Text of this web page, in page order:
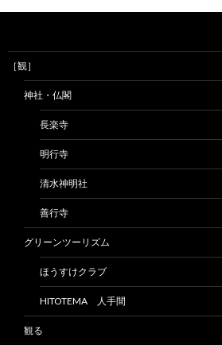
［観］
神社・仏閣
長楽寺
明行寺
清水神明社
善行寺
グリーンツーリズム
ほうすけクラブ
HITOTEMA 人手間
観る